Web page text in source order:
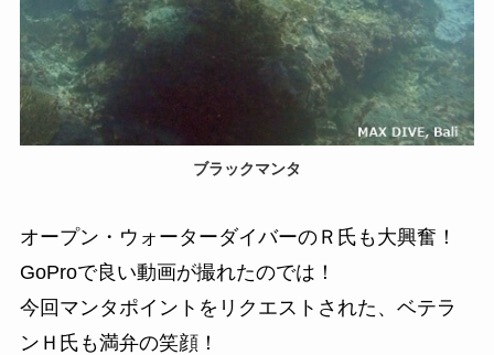
ブラックマンタ
オープン・ウォーターダイバーのＲ氏も大興奮！
GoProで良い動画が撮れたのでは！
今回マンタポイントをリクエストされた、ベテラ
ンＨ氏も満弁の笑顔！